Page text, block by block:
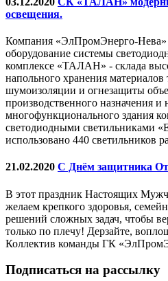
освещения.
Компания «ЭлПромЭнерго-Нева»
оборудование системы
комплексе «ТАЛАН» - склада
напольного хранения материалов
шумоизоляции и огнезащиты
производственного назначения и
многофункционального здания
светодиодными светильниками
использовано 440 светильников
21.02.2020 С Днём защитника
В этот праздник Настоящих
желаем крепкого здоровья,
решений сложных задач, чтобы
только по плечу! Дерзайте,
Коллектив команды ГК
Подписаться на рассылку